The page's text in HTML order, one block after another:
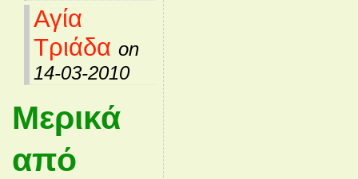
Αγία
Τριάδα on
14-03-2010
Μερικά
από